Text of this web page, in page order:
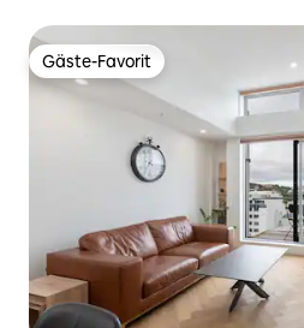
Gäste-Favorit
Gäste-Favorit